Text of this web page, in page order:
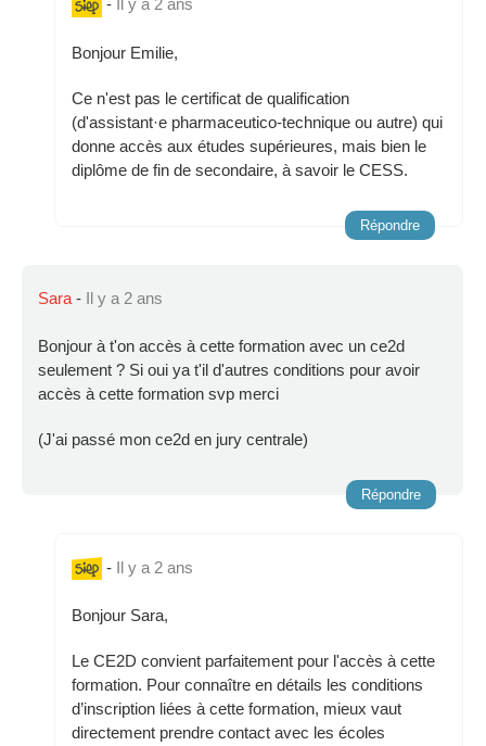
- Il y a 2 ans
Bonjour Emilie,
Ce n'est pas le certificat de qualification
(d'assistant·e pharmaceutico-technique ou autre) qui
donne accès aux études supérieures, mais bien le
diplôme de fin de secondaire, à savoir le CESS.
Répondre
Sara - Il y a 2 ans
Bonjour à t'on accès à cette formation avec un ce2d
seulement ? Si oui ya t'il d'autres conditions pour avoir
accès à cette formation svp merci
(J'ai passé mon ce2d en jury centrale)
Répondre
- Il y a 2 ans
Bonjour Sara,
Le CE2D convient parfaitement pour l'accès à cette
formation. Pour connaître en détails les conditions
d’inscription liées à cette formation, mieux vaut
directement prendre contact avec les écoles